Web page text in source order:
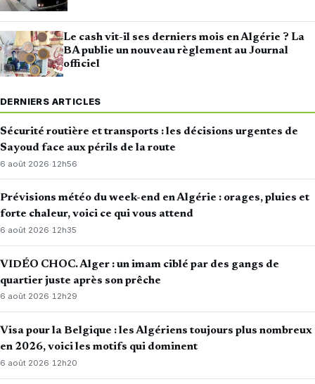
Le cash vit-il ses derniers mois en Algérie ? La
BA publie un nouveau règlement au Journal
officiel
DERNIERS ARTICLES
Sécurité routière et transports : les décisions urgentes de
Sayoud face aux périls de la route
6 août 2026· 12h56
Prévisions météo du week-end en Algérie : orages, pluies et
forte chaleur, voici ce qui vous attend
6 août 2026·12h35
VIDÉO CHOC. Alger : un imam ciblé par des gangs de
quartier juste après son prêche
6 août 2026·12h29
Visa pour la Belgique : les Algériens toujours plus nombreux
en 2026, voici les motifs qui dominent
6 août 2026·12h20